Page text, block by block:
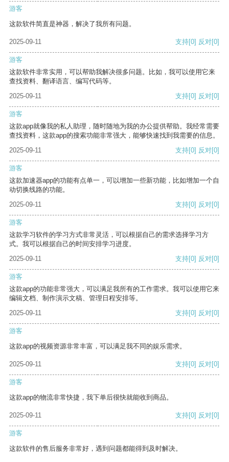
游客
这款软件简直是神器，解决了我所有问题。
2025-09-11 支持[0] 反对[0]
游客
这款软件非常实用，可以帮助我解决很多问题。比如，我可以使用它来
查找资料、翻译语言、编写代码等。
2025-09-11
支持[0] 反对[0]
游客
这款app就像我的私人助理，随时随地为我的办公提供帮助。我经常需要
查找资料，这款app的搜索功能非常强大，能够快速找到我需要的信息。
2025-09-11
支持[0] 反对[0]
游客
这款加速器app的功能有点单一，可以增加一些新功能，比如增加一个自
动切换线路的功能。
2025-09-11
支持[0] 反对[0]
游客
这款学习软件的学习方式非常灵活，可以根据自己的需求选择学习方
式。我可以根据自己的时间安排学习进度。
2025-09-11
支持[0] 反对[0]
游客
这款app的功能非常强大，可以满足我所有的工作需求。我可以使用它来
编辑文档、制作演示文稿、管理日程安排等。
2025-09-11
支持[0] 反对[0]
游客
这款app的视频资源非常丰富，可以满足我不同的娱乐需求。
2025-09-11 支持[0] 反对[0]
游客
这款app的物流非常快捷，我下单后很快就能收到商品。
2025-09-11 支持[0] 反对[0]
游客
这款软件的售后服务非常好，遇到问题都能得到及时解决。